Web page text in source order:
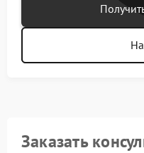
Заказать